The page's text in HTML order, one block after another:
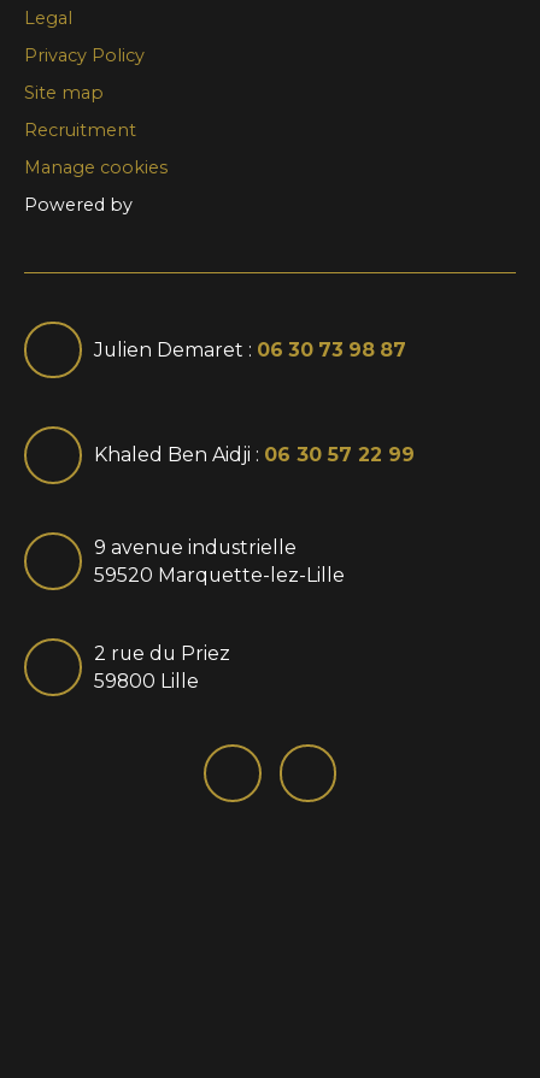
Legal
Privacy Policy
Site map
Recruitment
Manage cookies
Powered by
Julien Demaret : 06 30 73 98 87
Khaled Ben Aidji : 06 30 57 22 99
9 avenue industrielle
59520 Marquette-lez-Lille
2 rue du Priez
59800 Lille